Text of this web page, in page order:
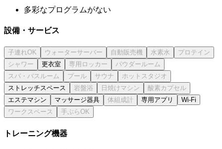
多彩なプログラムがない
設備・サービス
更衣室
ストレッチスペース
エステマシン
マッサージ器具 専用アプリ Wi-Fi
トレーニング機器